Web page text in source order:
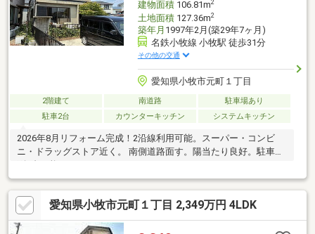
建物面積106.81m2
土地面積127.36m2
築年月 1997年2月(築29年7ヶ月)
名鉄小牧線 小牧駅 徒歩31分
その他の交通
愛知県小牧市元町１丁目
2階建て 南道路
駐車場あり
駐車2台
カウンターキッチン システムキッチン
2026年8月リフォーム完成！2沿線利用可能。スーパー・コンビ
ニ・ドラッグストア近く。 南側道路面す。陽当たり良好。駐車並
愛知県小牧市元町１丁目 2,349万円 4LDK